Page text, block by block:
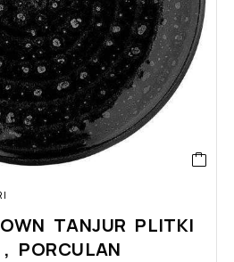
TANJUR PLITKI
PORCULAN